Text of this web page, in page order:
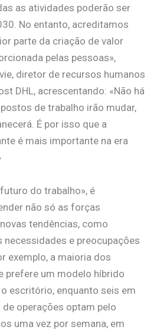
as atividades poderão ser
No entanto, acreditamos
parte da criação de valor
pelas pessoas»,
diretor de recursos humanos
DHL, acrescentando: «Não há
de trabalho irão mudar,
É por isso que a
é mais importante na era
do trabalho», é
não só as forças
tendências, como
necessidades e preocupações
exemplo, a maioria dos
prefere um modelo híbrido
escritório, enquanto seis em
operações optam pelo
uma vez por semana, em